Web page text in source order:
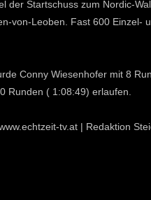
der Startschuss zum Nordic-
von-Leoben. Fast 600 Einzel-
Conny Wiesenhofer mit 8
Runden ( 1:08:49) erlaufen.
tv.at | Redaktion